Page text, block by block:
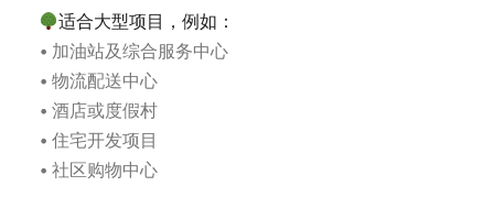
适合大型项目，例如：
• 加油站及综合服务中心
• 物流配送中心
• 酒店或度假村
• 住宅开发项目
• 社区购物中心